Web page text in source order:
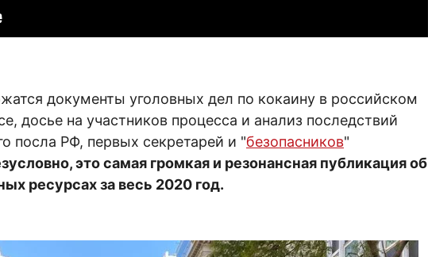
документы уголовных дел по кокаину в российском
досье на участников процесса и анализ последствий
посла РФ, первых секретарей и "безопасников"
это самая громкая и резонансная публикация об
ресурсах за весь 2020 год.